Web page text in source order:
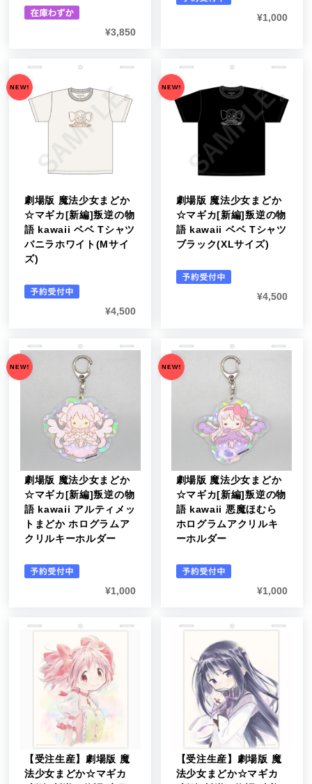
¥3,850
¥1,000
劇場版 魔法少女まどか
☆マギカ[新編]叛逆の物
語 kawaii ベベ Tシャツ
バニラホワイト(Mサイ
ズ)
¥4,500
劇場版 魔法少女まどか
☆マギカ[新編]叛逆の物
語 kawaii ベベ Tシャツ
ブラック(XLサイズ)
¥4,500
劇場版 魔法少女まどか
☆マギカ[新編]叛逆の物
語 kawaii アルティメッ
トまどか ホログラムア
クリルキーホルダー
¥1,000
劇場版 魔法少女まどか
☆マギカ[新編]叛逆の物
語 kawaii 悪魔ほむら
ホログラムアクリルキ
ーホルダー
¥1,000
【受注生産】劇場版 魔
法少女まどか☆マギカ
【受注生産】劇場版 魔
法少女まどか☆マギカ